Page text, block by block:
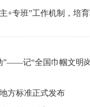
+专班”工作机制，
”——记“全国巾帼文明
方标准正式发布